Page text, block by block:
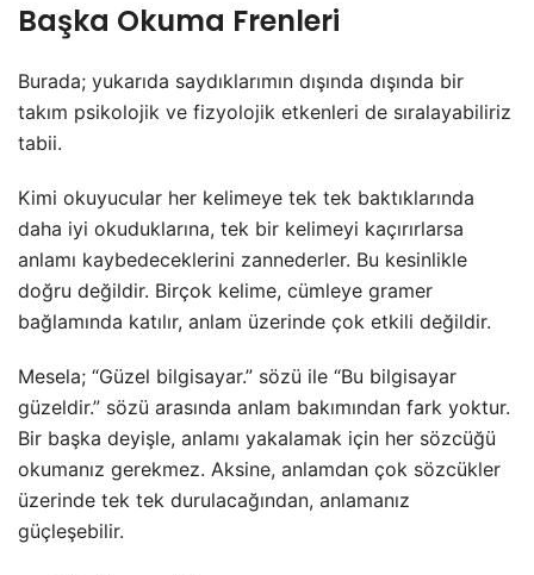
Başka Okuma Frenleri
Burada; yukarıda saydıklarımın dışında dışında bir
takım psikolojik ve fizyolojik etkenleri de sıralayabiliriz
tabii.
Kimi okuyucular her kelimeye tek tek baktıklarında
daha iyi okuduklarına, tek bir kelimeyi kaçırırlarsa
anlamı kaybedeceklerini zannederler. Bu kesinlikle
doğru değildir. Birçok kelime, cümleye gramer
bağlamında katılır, anlam üzerinde çok etkili değildir.
Mesela; “Güzel bilgisayar.” sözü ile “Bu bilgisayar
güzeldir.” sözü arasında anlam bakımından fark yoktur.
Bir başka deyişle, anlamı yakalamak için her sözcüğü
okumanız gerekmez. Aksine, anlamdan çok sözcükler
üzerinde tek tek durulacağından, anlamanız
güçleşebilir.